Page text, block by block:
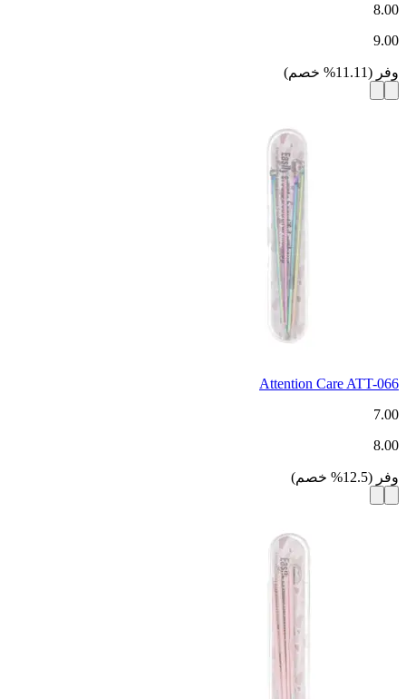
8.00
9.00
وفر (
11.11
% خصم)
Attention Care ATT-066
7.00
8.00
وفر (
12.5
% خصم)